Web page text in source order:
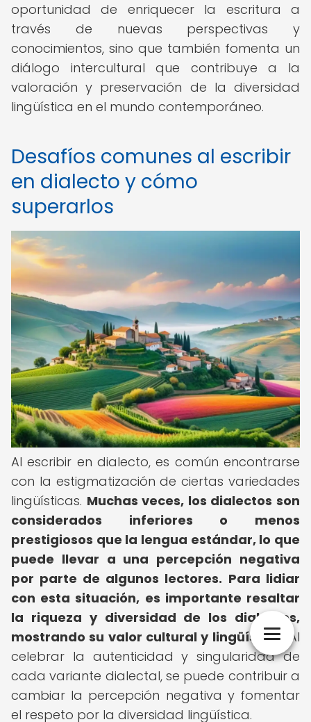
oportunidad de enriquecer la escritura a
través de nuevas perspectivas y
conocimientos, sino que también fomenta un
diálogo intercultural que contribuye a la
valoración y preservación de la diversidad
lingüística en el mundo contemporáneo.
Desafíos comunes al escribir
en dialecto y cómo
superarlos
Al escribir en dialecto, es común encontrarse
con la estigmatización de ciertas variedades
lingüísticas. Muchas veces, los dialectos son
considerados inferiores o menos
prestigiosos que la lengua estándar, lo que
puede llevar a una percepción negativa
por parte de algunos lectores. Para lidiar
con esta situación, es importante resaltar
la riqueza y diversidad de los dialectos,
mostrando su valor cultural y lingüístico.
Al
celebrar la autenticidad y singularidad de
cada variante dialectal, se puede contribuir a
cambiar la percepción negativa y fomentar
el respeto por la diversidad lingüística.